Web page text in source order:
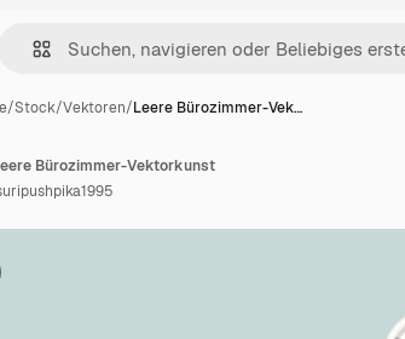
/Stock/Vektoren/Leere Bürozimmer-Vek…
Bürozimmer-Vektorkunst